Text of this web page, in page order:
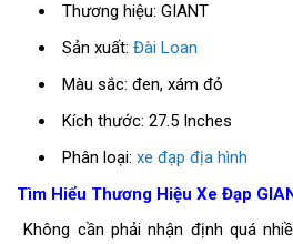
Thương hiệu: GIANT
Sản xuất: Đài Loan
Màu sắc: đen, xám đỏ
Kích thước: 27.5 Inches
Phân loại: xe đạp địa hình
Tìm Hiểu Thương Hiệu Xe Đạp
Không cần phải nhận định quá